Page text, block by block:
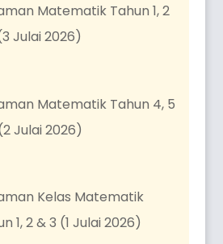
Matematik Tahun 1, 2
Julai 2026)
Matematik Tahun 4, 5
Julai 2026)
Kelas Matematik
1, 2 & 3 (1 Julai 2026)